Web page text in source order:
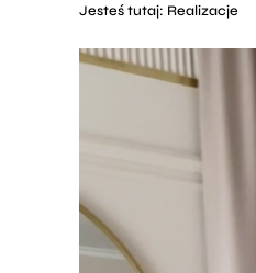
Jesteś tutaj: Realizacje